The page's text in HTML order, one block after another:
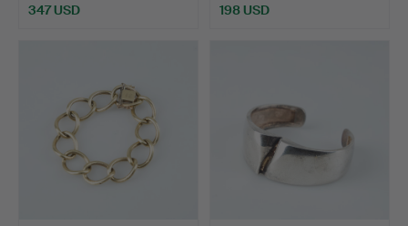
347 USD 198 USD